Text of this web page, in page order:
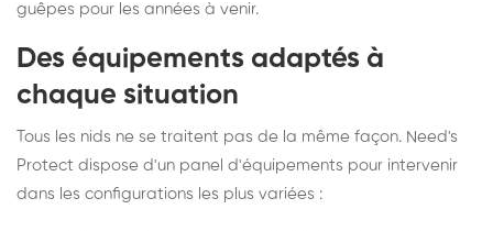
guêpes pour les années à venir.
Des équipements adaptés à
chaque situation
Tous les nids ne se traitent pas de la même façon. Need's
Protect dispose d'un panel d'équipements pour intervenir
dans les configurations les plus variées :